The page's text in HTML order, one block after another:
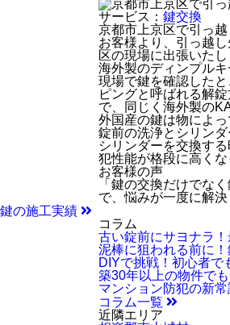
サービス： 鍵交換
京都市上京区で引っ
お客様より、引っ越
区の現場に出張いたし
海外製のディンプル
現場で鍵を確認した
ピングと呼ばれる解
で、同じく海外製の
外国産の鍵は物によ
錠前の洗浄とシリン
シリンダーを交換す
犯性能が格段に高く
お客様の声
「鍵の交換だけでな
で、悩みが一度に解
鍵の施工実績
コラム
古い錠前にサヨナラ
泥棒に狙われる前に
DIYで挑戦！初心者で
築30年以上の物件で
マンション防犯の新
コラム一覧
近隣エリア